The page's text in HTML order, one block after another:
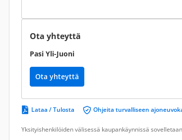
Ota yhteyttä
Pasi Yli-Juoni
Ota yhteyttä
Lataa / Tulosta Ohjeita turvalliseen
Yksityishenkilöiden välisessä kaupankäynnissä